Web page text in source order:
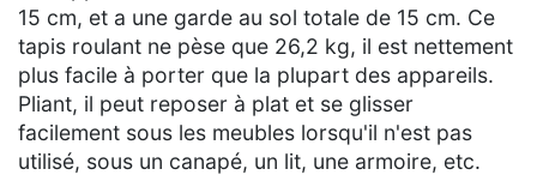
15 cm, et a une garde au sol totale de 15 cm. Ce
tapis roulant ne pèse que 26,2 kg, il est nettement
plus facile à porter que la plupart des appareils.
Pliant, il peut reposer à plat et se glisser
facilement sous les meubles lorsqu'il n'est pas
utilisé, sous un canapé, un lit, une armoire, etc.